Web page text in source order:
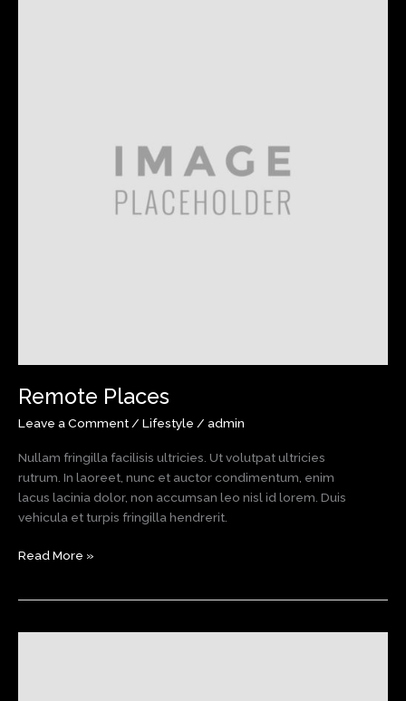
Remote Places
Leave a Comment / Lifestyle / admin
Nullam fringilla facilisis ultricies. Ut volutpat ultricies
rutrum. In laoreet, nunc et auctor condimentum, enim
lacus lacinia dolor, non accumsan leo nisl id lorem. Duis
vehicula et turpis fringilla hendrerit.
Remote
Read More »